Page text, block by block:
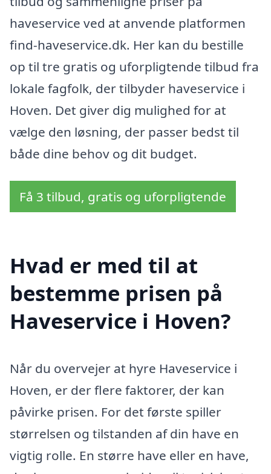
haveservice ved at anvende platformen
find-haveservice.dk. Her kan du bestille
op til tre gratis og uforpligtende tilbud fra
lokale fagfolk, der tilbyder haveservice i
Hoven. Det giver dig mulighed for at
vælge den løsning, der passer bedst til
både dine behov og dit budget.
Få 3 tilbud, gratis og uforpligtende
Hvad er med til at
bestemme prisen på
Haveservice i Hoven?
Når du overvejer at hyre Haveservice i
Hoven, er der flere faktorer, der kan
påvirke prisen. For det første spiller
størrelsen og tilstanden af din have en
vigtig rolle. En større have eller en have,